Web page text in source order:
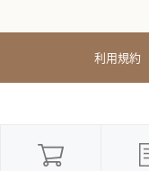
利用規約